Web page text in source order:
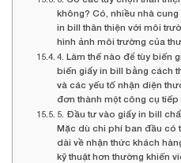
không? Có, nhiều nhà
in bill thân thiện với môi
hình ảnh môi trường của
4. Làm thế nào để tùy biến
biến giấy in bill bằng cách
và các yếu tố nhận diện
đơn thành một công cụ tiếp
5. Đầu tư vào giấy in bill
Mặc dù chi phí ban đầu có
dài về nhận thức khách
kỹ thuật hơn thường khiến